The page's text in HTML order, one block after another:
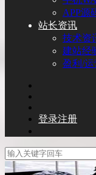
APP源
站长资讯
技术资
建站经
盈利/运
登录注册